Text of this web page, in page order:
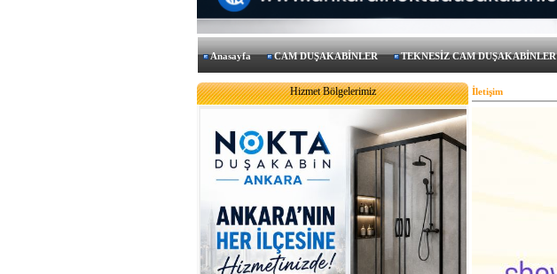
Anasayfa CAM DUŞAKABİNLER TEKNESİZ CAM DUŞAKABİNLER
Hizmet Bölgelerimiz İletişim